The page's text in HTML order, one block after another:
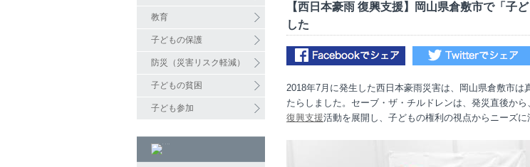
教育
子どもの保護
防災（災害リスク軽減）
子どもの貧困
子ども参加
【西日本豪雨 復興支援】岡山県倉敷市で「子
した
2018年7月に発生した西日本豪雨災害は、岡山県倉敷市は
たらしました。セーブ・ザ・チルドレンは、発災直後か
復興支援活動を展開し、子どもの権利の視点からニーズに